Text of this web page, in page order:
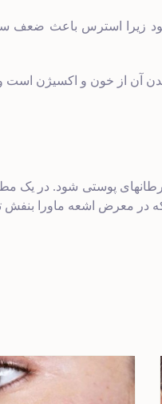
زیرا استرس باعث ضعف
آن از خون و اکسیژن است و
پوستی شود. در یک
معرض اشعه ماورا بنفش